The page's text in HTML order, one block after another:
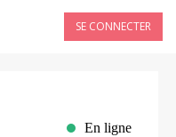
SE CONNECTER
En ligne